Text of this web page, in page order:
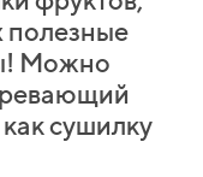
полезные
Можно
сушилку